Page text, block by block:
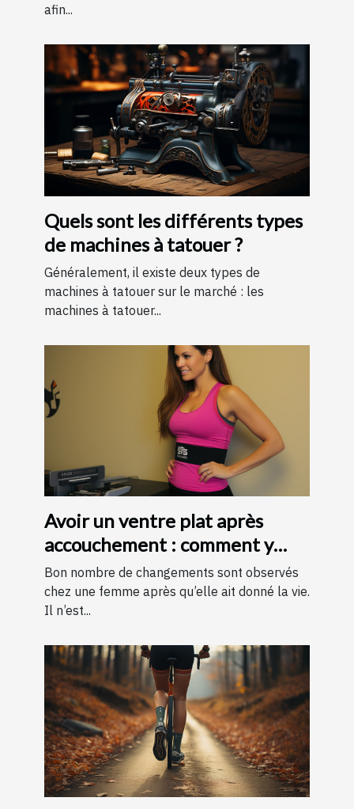
afin...
Quels sont les différents types
de machines à tatouer ?
Généralement, il existe deux types de
machines à tatouer sur le marché : les
machines à tatouer...
Avoir un ventre plat après
accouchement : comment y
parvenir ?
Bon nombre de changements sont observés
chez une femme après qu’elle ait donné la vie.
Il n’est...